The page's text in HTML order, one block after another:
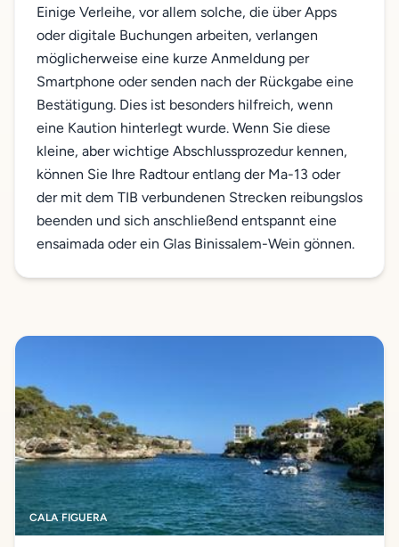
Einige Verleihe, vor allem solche, die über Apps
oder digitale Buchungen arbeiten, verlangen
möglicherweise eine kurze Anmeldung per
Smartphone oder senden nach der Rückgabe eine
Bestätigung. Dies ist besonders hilfreich, wenn
eine Kaution hinterlegt wurde. Wenn Sie diese
kleine, aber wichtige Abschlussprozedur kennen,
können Sie Ihre Radtour entlang der Ma-13 oder
der mit dem TIB verbundenen Strecken reibungslos
beenden und sich anschließend entspannt eine
ensaimada oder ein Glas Binissalem-Wein gönnen.
CALA FIGUERA